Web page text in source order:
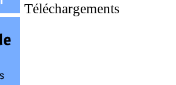
Téléchargements